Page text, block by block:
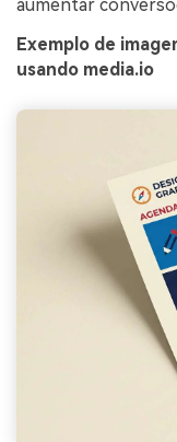
aumentar
Exemplo de
usando media.io